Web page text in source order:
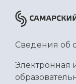
Сведения об